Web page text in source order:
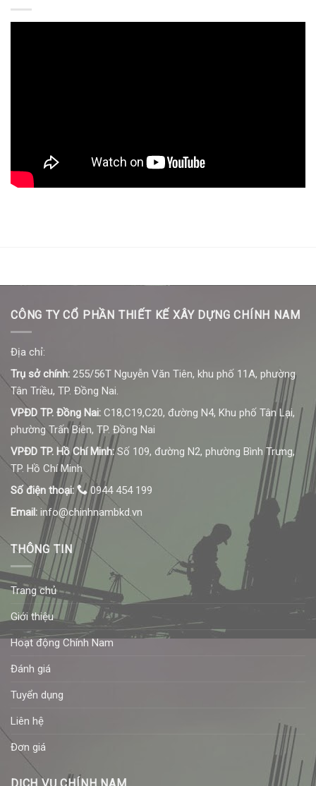
CÔNG TY CỔ PHẦN THIẾT KẾ XÂY DỰNG CHÍNH NAM
Địa chỉ:
Trụ sở chính: 255/56T Nguyễn Văn Tiên, khu phố 11A, phường
Tân Triều, TP. Đồng Nai.
VPĐD TP. Đồng Nai: C18,C19,C20, đường N4, Khu phố Tân Lại,
phường Trấn Biên, TP. Đồng Nai
VPĐD TP. Hồ Chí Minh:Số 109, đường N2, phường Bình Trưng,
TP. Hồ Chí Minh
Số điện thoại:
0944 454 199
Email: info@chinhnambkd.vn
THÔNG TIN
Trang chủ
Giới thiệu
Hoạt động Chính Nam
Đánh giá
Tuyển dụng
Liên hệ
Đơn giá